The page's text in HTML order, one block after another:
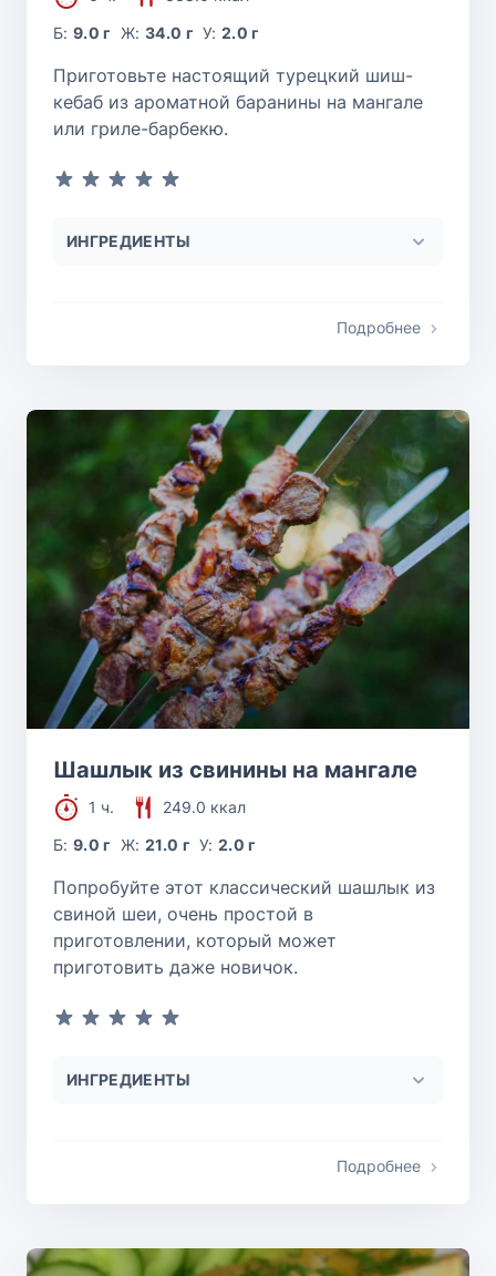
Б:9.0 г Ж: 34.0 г У:2.0 г
Приготовьте настоящий турецкий шиш-
кебаб из ароматной баранины на мангале
или гриле-барбекю.
ИНГРЕДИЕНТЫ
Подробнее
Шашлык из свинины на мангале
1 ч.
249.0 ккал
Б:9.0 г Ж: 21.0 г У:2.0 г
Попробуйте этот классический шашлык из
свиной шеи, очень простой в
приготовлении, который может
приготовить даже новичок.
ИНГРЕДИЕНТЫ
Подробнее